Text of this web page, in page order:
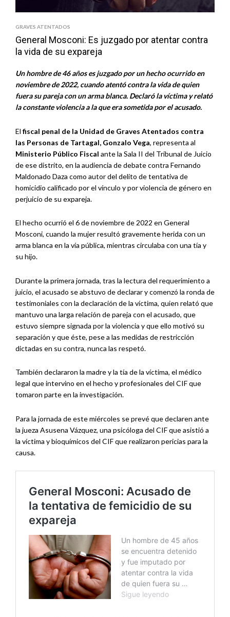
GRAVES ATENTADOS
General Mosconi: Es juzgado por atentar contra
la vida de su expareja
Un hombre de 46 años es juzgado por un hecho ocurrido en
noviembre de 2022, cuando atentó contra la vida de quien
fuera su pareja con un arma blanca. Declaró la víctima y relató
la constante violencia a la que era sometida por el acusado.
El fiscal penal de la Unidad de Graves Atentados contra
las Personas de Tartagal, Gonzalo Vega, representa al
Ministerio Público Fiscal ante la Sala II del Tribunal de Juicio
de ese distrito, en la audiencia de debate contra Fernando
Maldonado Daza como autor del delito de tentativa de
homicidio calificado por el vínculo y por violencia de género en
perjuicio de su expareja.
El hecho ocurrió el 6 de noviembre de 2022 en General
Mosconi, cuando la mujer resultó gravemente herida con un
arma blanca en la vía pública, mientras circulaba con una tía y
su hijo.
Durante la primera jornada, tras la lectura del requerimiento a
juicio, el acusado se abstuvo de declarar y comenzó la ronda de
testimoniales con la declaración de la víctima, quien relató que
mantuvo una larga relación de pareja con el acusado, que
estuvo siempre signada por la violencia y que ello motivó su
separación y que éste, pese a las medidas de restricción
dictadas en su contra, nunca las respetó.
También declararon la madre y la tía de la víctima, el médico
legal que intervino en el hecho y profesionales del CIF que
tomaron parte en la investigación.
Para la jornada de este miércoles se prevé que declaren ante
la jueza Asusena Vázquez, una psicóloga del CIF que asistió a
la víctima y bioquímicos del CIF que realizaron pericias para la
causa.